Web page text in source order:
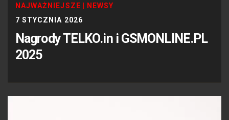
NAJWAŻNIEJSZE
NEWSY
7 STYCZNIA 2026
Nagrody TELKO.in i GSMONLINE.PL
2025